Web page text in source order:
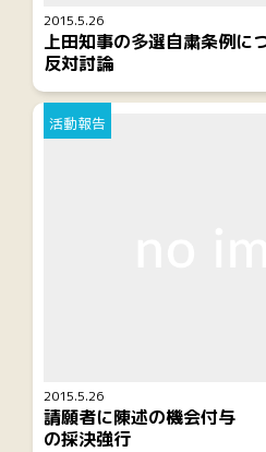
2015.5.26
上田知事の多選自粛条例に
反対討論
2015.5.26
活動報告
請願者に陳述の機会付与
の採決強行